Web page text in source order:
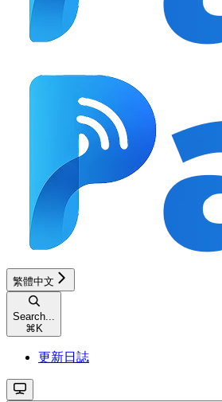
繁體中文
Search...
⌘ K
更新日誌